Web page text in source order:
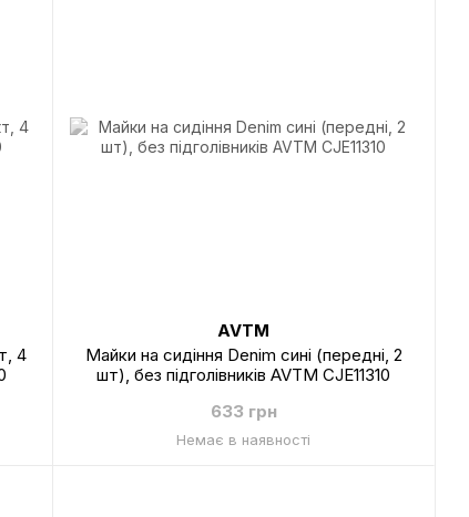
4
AVTM
Майки на сидіння Denim сині (передні, 2
шт), без підголівників AVTM CJE11310
633 грн
Немає в наявності